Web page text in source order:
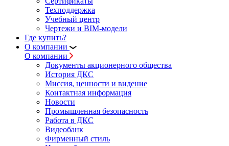
Техподдержка
Учебный центр
Чертежи и BIM-модели
Где купить?
О компании
О компании
Документы акционерного общества
История ДКС
Миссия, ценности и видение
Контактная информация
Новости
Промышленная безопасность
Работа в ДКС
Видеобанк
Фирменный стиль